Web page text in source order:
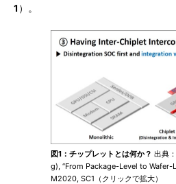
1 ）。
図1：チップレットとは何か？ 出典
g), “From Package-Level to Wafer-
M2020, SC1（クリックで拡大）